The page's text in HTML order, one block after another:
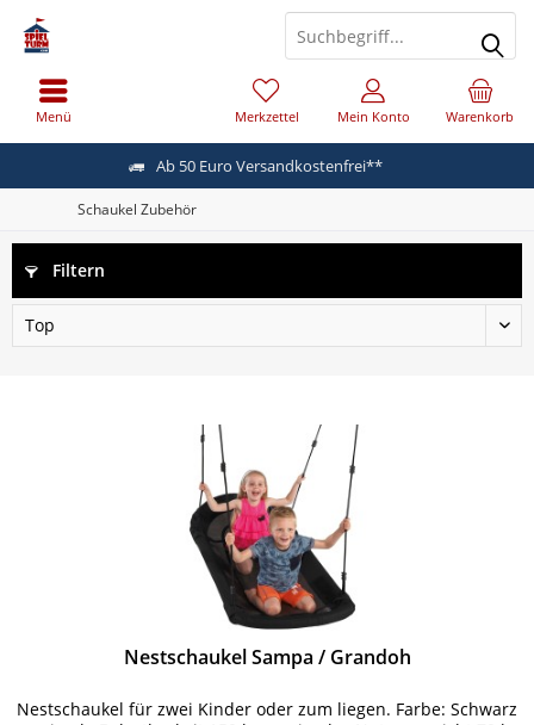
Ab 50 Euro Versandkostenfrei**
Menü Warenkorb
Merkzettel Mein Konto
Schaukel Zubehör
Filtern
Nestschaukel Sampa / Grandoh
Nestschaukel für zwei Kinder oder zum liegen. Farbe: Schwarz